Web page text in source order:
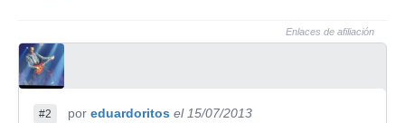
Enlaces de afiliación
#2 por eduardoritos el 15/07/2013